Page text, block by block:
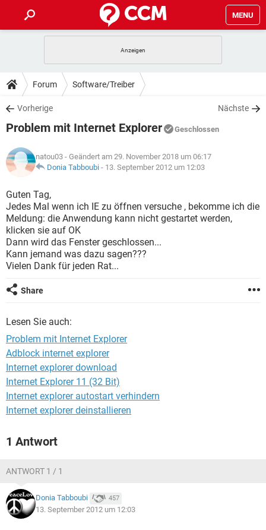
MENU
ANDROID IOS
WINDOWS 10
WHATSAPP TIKTOK
FACEBOOK
TIPPS & TRICKS
SPIELE
WHATSAPP TIKTOK
DOWNLOADS
SPIELE STREAMING
ANDROID
WINDOWS 10 INSTAGRAM
WHATSAPP
FACEBOOK HARDWARE
SPIELE STREAMING
WINDOWS 10
WHATSAPP TIKTOK
FACEBOOK HARDWARE
LEXIKON
SPIELE
ANDROID IOS
WINDOWS 10
WHATSAPP TIKTOK
FACEBOOK
Forum Software/Treiber
Vorherige Nächste
Problem mit Internet Explorer Geschlossen
natou03 - Geändert am 29. November 2018 um 06:17
Donia Tabboubi - 13. September 2012 um 12:03
Guten Tag,
Jedes Mal wenn ich IE zu öffnen versuche , bekomme ich die
Meldung: die Anwendung kann nicht gestartet werden,
klicken sie auf OK
Dann wird das Fenster geschlossen...
Kann jemand was dazu sagen???
Vielen Dank für jeden Rat...
Share
Lesen Sie auch:
Problem mit Internet Explorer
Adblock internet explorer
Internet explorer download
Internet Explorer 11 (32 Bit)
Internet explorer autostart verhindern
Internet explorer deinstallieren
1 Antwort
ANTWORT 1 / 1
Donia Tabboubi 457
13. September 2012 um 12:03